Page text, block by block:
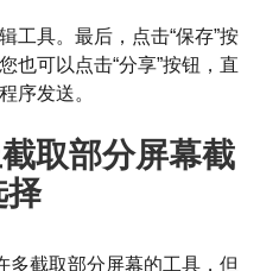
工具。最后，点击“保存”按
也可以点击“分享”按钮，直
序发送。
取部分屏幕截
择
多截取部分屏幕的工具，但